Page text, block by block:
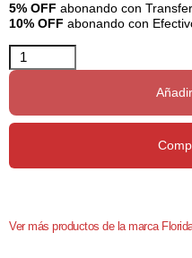
5% OFF abonando con
10% OFF abonando con
Ver más productos de la marca